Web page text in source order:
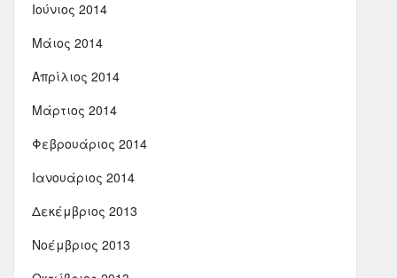
Ιούνιος 2014
Μάιος 2014
Απρίλιος 2014
Μάρτιος 2014
Φεβρουάριος 2014
Ιανουάριος 2014
Δεκέμβριος 2013
Νοέμβριος 2013